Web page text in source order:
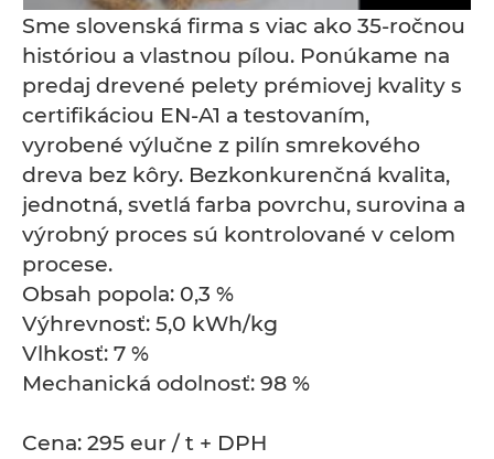
Sme slovenská firma s viac ako 35-ročnou
históriou a vlastnou pílou. Ponúkame na
predaj drevené pelety prémiovej kvality s
certifikáciou EN-A1 a testovaním,
vyrobené výlučne z pilín smrekového
dreva bez kôry. Bezkonkurenčná kvalita,
jednotná, svetlá farba povrchu, surovina a
výrobný proces sú kontrolované v celom
procese.
Obsah popola: 0,3 %
Výhrevnosť: 5,0 kWh/kg
Vlhkosť: 7 %
Mechanická odolnosť: 98 %
Cena: 295 eur / t + DPH